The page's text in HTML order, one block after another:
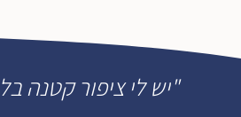
"יש לי ציפור קטנה